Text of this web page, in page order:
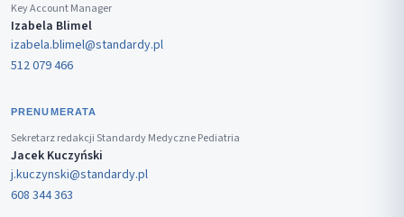
Key Account Manager
Izabela Blimel
izabela.blimel@standardy.pl
512 079 466
PRENUMERATA
Sekretarz redakcji Standardy Medyczne Pediatria
Jacek Kuczyński
j.kuczynski@standardy.pl
608 344 363